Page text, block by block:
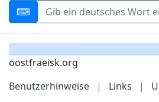
oostfraeisk.org
Benutzerhinweise
| Links |